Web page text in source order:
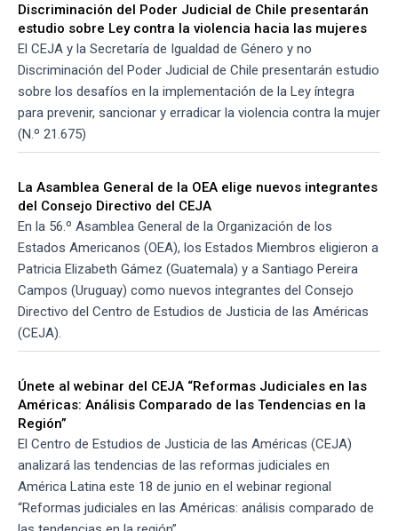
Discriminación del Poder Judicial de Chile presentarán
estudio sobre Ley contra la violencia hacia las mujeres
El CEJA y la Secretaría de Igualdad de Género y no
Discriminación del Poder Judicial de Chile presentarán estudio
sobre los desafíos en la implementación de la Ley íntegra
para prevenir, sancionar y erradicar la violencia contra la mujer
(N.º 21.675)
La Asamblea General de la OEA elige nuevos integrantes
del Consejo Directivo del CEJA
En la 56.º Asamblea General de la Organización de los
Estados Americanos (OEA), los Estados Miembros eligieron a
Patricia Elizabeth Gámez (Guatemala) y a Santiago Pereira
Campos (Uruguay) como nuevos integrantes del Consejo
Directivo del Centro de Estudios de Justicia de las Américas
(CEJA).
Únete al webinar del CEJA “Reformas Judiciales en las
Américas: Análisis Comparado de las Tendencias en la
Región”
El Centro de Estudios de Justicia de las Américas (CEJA)
analizará las tendencias de las reformas judiciales en
América Latina este 18 de junio en el webinar regional
“Reformas judiciales en las Américas: análisis comparado de